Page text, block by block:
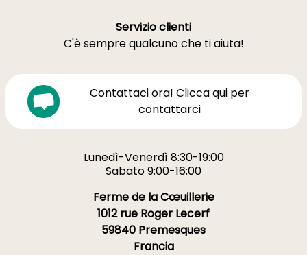
Servizio clienti
C'è sempre qualcuno che ti aiuta!
Contattaci ora! Clicca qui per
contattarci
Lunedì-Venerdì 8:30-19:00
Sabato 9:00-16:00
Ferme de la Cœuillerie
1012 rue Roger Lecerf
59840 Premesques
Francia